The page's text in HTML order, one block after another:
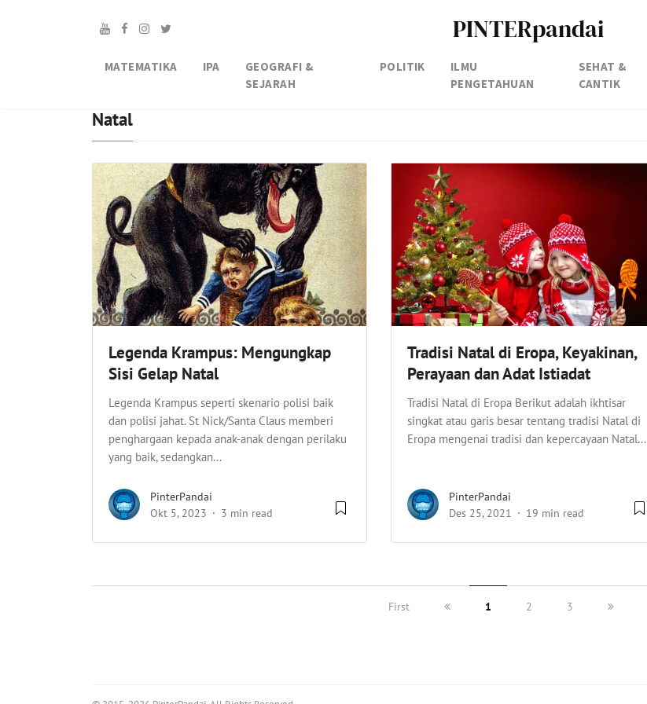
PINTERpandai
MATEMATIKA IPA
GEOGRAFI &
SEJARAH
POLITIK
ILMU
PENGETAHUAN
SEHAT &
CANTIK
Natal
Legenda Krampus: Mengungkap
Sisi Gelap Natal
Legenda Krampus seperti skenario polisi baik
dan polisi jahat. St Nick/Santa Claus memberi
penghargaan kepada anak-anak dengan perilaku
yang baik, sedangkan...
PinterPandai
Okt 5, 2023
3 min read
Tradisi Natal di Eropa, Keyakinan,
Perayaan dan Adat Istiadat
Tradisi Natal di Eropa Berikut adalah ikhtisar
singkat atau garis besar tentang tradisi Natal di
Eropa mengenai tradisi dan kepercayaan Natal...
PinterPandai
Des 25, 2021
19 min read
First 1 2 3